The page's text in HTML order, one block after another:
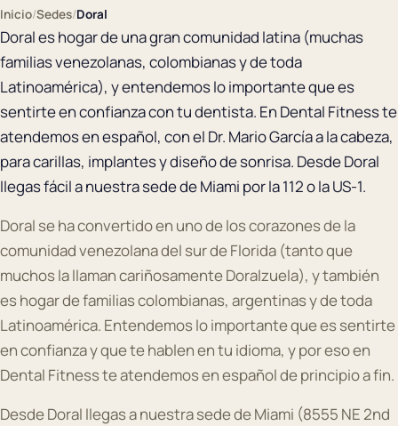
Inicio/Sedes/Doral
Doral es hogar de una gran comunidad latina (muchas
familias venezolanas, colombianas y de toda
Latinoamérica), y entendemos lo importante que es
sentirte en confianza con tu dentista. En Dental Fitness te
atendemos en español, con el Dr. Mario García a la cabeza,
para carillas, implantes y diseño de sonrisa. Desde Doral
llegas fácil a nuestra sede de Miami por la 112 o la US-1.
Doral se ha convertido en uno de los corazones de la
comunidad venezolana del sur de Florida (tanto que
muchos la llaman cariñosamente Doralzuela), y también
es hogar de familias colombianas, argentinas y de toda
Latinoamérica. Entendemos lo importante que es sentirte
en confianza y que te hablen en tu idioma, y por eso en
Dental Fitness te atendemos en español de principio a fin.
Desde Doral llegas a nuestra sede de Miami (8555 NE 2nd